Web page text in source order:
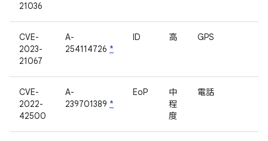
21036
CVE-
2023-
21067
A-
254114726 *
ID 高 GPS
CVE-
2022-
42500
A-
239701389 *
EoP
中
程
度
電話